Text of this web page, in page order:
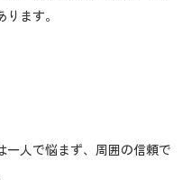
ます。
一人で悩まず、周囲の信頼で